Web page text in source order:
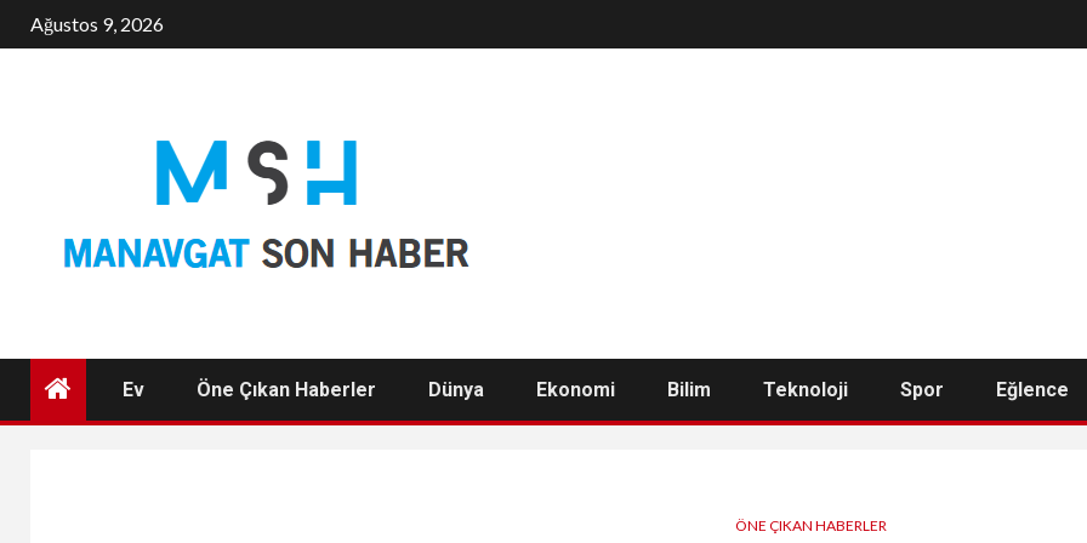
Ağustos 9, 2026
Ev Öne Çıkan Haberler Dünya Ekonomi Bilim Teknoloji Spor Eğlence
ÖNE ÇIKAN HABERLER